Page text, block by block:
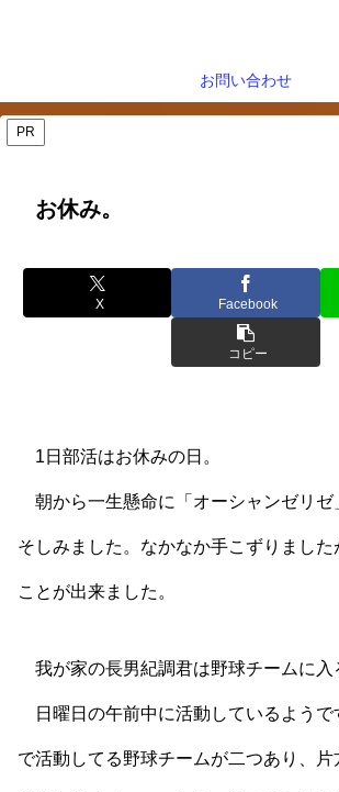
お問い合わせ
PR
お休み。
X Facebook
コピー
1日部活はお休みの日。
朝から一生懸命に「オーシャンゼリゼ
そしみました。なかなか手こずりました
ことが出来ました。
我が家の長男紀調君は野球チームに入
日曜日の午前中に活動しているようで
で活動してる野球チームが二つあり、